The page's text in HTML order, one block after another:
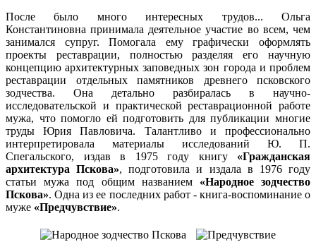
После было много интересных трудов... Ольга
Константиновна принимала деятельное участие во всем, чем
занимался супруг. Помогала ему графически оформлять
проекты реставрации, полностью разделяя его научную
концепцию архитектурных заповедных зон города и проблем
реставрации отдельных памятников древнего псковского
зодчества. Она детально разбиралась в научно-
исследовательской и практической реставрационной работе
мужа, что помогло ей подготовить для публикации многие
труды Юрия Павловича. Талантливо и профессионально
интерпретировала материалы исследований Ю. П.
Спегальского, издав в 1975 году книгу «Гражданская
архитектура Пскова», подготовила и издала в 1976 году
статьи мужа под общим названием «Народное зодчество
Пскова». Одна из ее последних работ - книга-воспоминание о
муже «Предчувствие».